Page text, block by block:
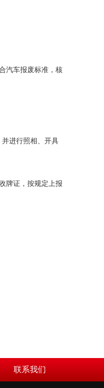
汽车报废标准，核
进行照相、开具
牌证，按规定上报
联系我们